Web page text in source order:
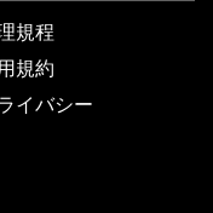
規程
規約
イバシー